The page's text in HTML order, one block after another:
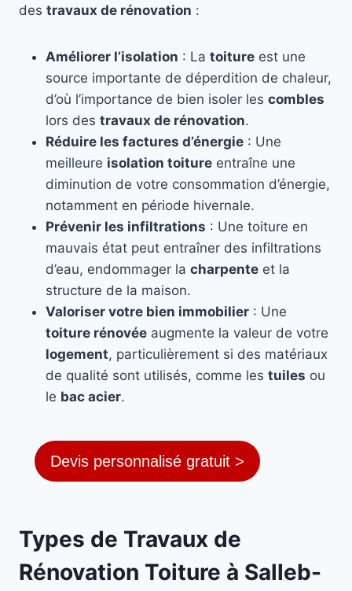
des travaux de rénovation :
Améliorer l’isolation : La toiture est une
source importante de déperdition de chaleur,
d’où l’importance de bien isoler les combles
lors des travaux de rénovation.
Réduire les factures d’énergie : Une
meilleure isolation toiture entraîne une
diminution de votre consommation d’énergie,
notamment en période hivernale.
Prévenir les infiltrations : Une toiture en
mauvais état peut entraîner des infiltrations
d’eau, endommager la charpente et la
structure de la maison.
Valoriser votre bien immobilier : Une
toiture rénovée augmente la valeur de votre
logement, particulièrement si des matériaux
de qualité sont utilisés, comme les tuiles ou
le bac acier.
Devis personnalisé gratuit >
Types de Travaux de
Rénovation Toiture à Salleb-